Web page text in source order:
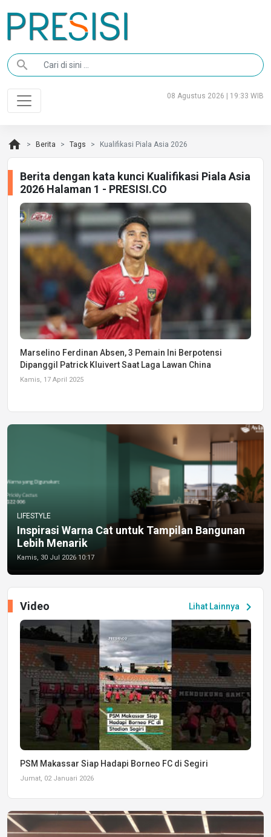
search
08 Agustus 2026 | 19:33 WIB
home Berita Tags Kualifikasi Piala Asia 2026
Berita dengan kata kunci Kualifikasi Piala Asia
2026 Halaman 1 - PRESISI.CO
Marselino Ferdinan Absen, 3 Pemain Ini Berpotensi
Dipanggil Patrick Kluivert Saat Laga Lawan China
Kamis, 17 April 2025
LIFESTYLE
Inspirasi Warna Cat untuk Tampilan Bangunan
Lebih Menarik
Kamis, 30 Jul 2026 10:17
Lihat Lainnya chevron_right
Video
PSM Makassar Siap Hadapi Borneo FC di Segiri
Jumat, 02 Januari 2026